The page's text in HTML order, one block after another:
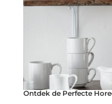
Ontdek de Perfecte